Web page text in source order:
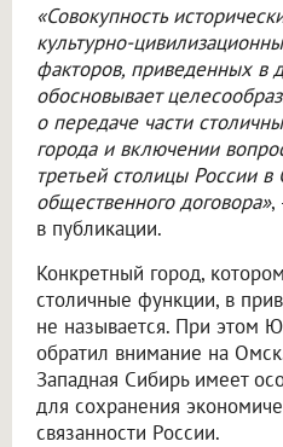
«Совокупность
культурно-
факторов, приведенных в
обосновывает
о передаче части
города и включении
третьей столицы России
общественного договора»,
в публикации.
Конкретный город,
столичные функции, в
не называется. При этом
обратил внимание на
Западная Сибирь имеет
для сохранения
связанности России.